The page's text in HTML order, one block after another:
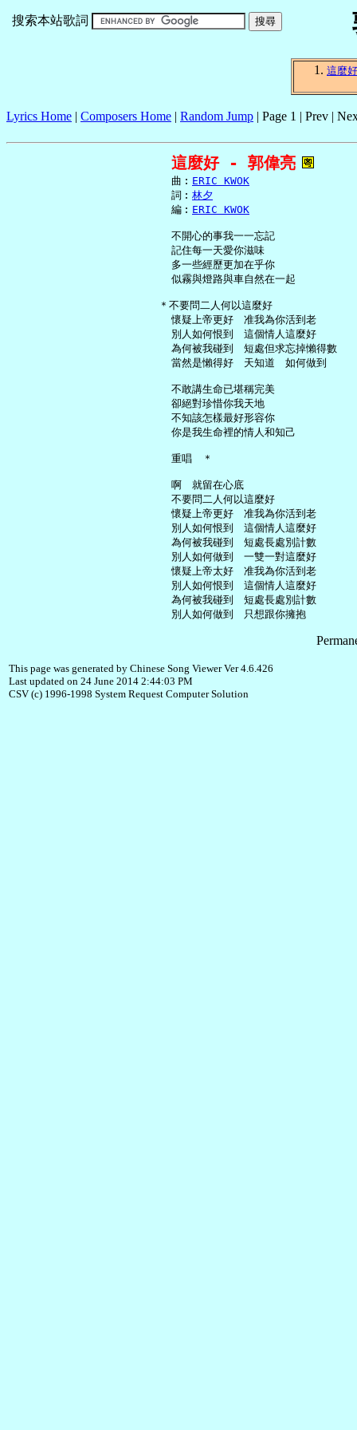
搜索本站歌詞
這麼好
Lyrics Home | Composers Home | Random Jump | Page 1 | Prev |
這麼好 - 郭偉亮
     曲︰
ERIC KWOK
     詞︰
林夕
     編︰
ERIC KWOK
     不開心的事我一一忘記
     記住每一天愛你滋味
     多一些經歷更加在乎你
     似霧與燈路與車自然在一起
   ＊不要問二人何以這麼好
     懷疑上帝更好　准我為你活到老
     別人如何恨到　這個情人這麼好
     為何被我碰到　短處但求忘掉懶得數
     當然是懶得好　天知道　如何做到
     不敢講生命已堪稱完美
     卻絕對珍惜你我天地
     不知該怎樣最好形容你
     你是我生命裡的情人和知己
     重唱　＊
     啊　就留在心底
     不要問二人何以這麼好
     懷疑上帝更好　准我為你活到老
     別人如何恨到　這個情人這麼好
     為何被我碰到　短處長處別計數
     別人如何做到　一雙一對這麼好
     懷疑上帝太好　准我為你活到老
     別人如何恨到　這個情人這麼好
     為何被我碰到　短處長處別計數
This page was generated by Chinese Song Viewer Ver 4.6.426
Last updated on 24 June 2014 2:44:03 PM
CSV (c) 1996-1998 System Request Computer Solution